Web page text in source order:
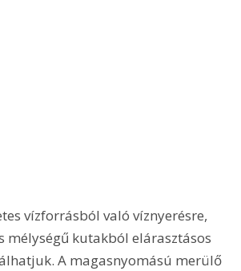
vízforrásból való víznyerésre,
mélységű kutakból elárasztásos
A magasnyomású merülő